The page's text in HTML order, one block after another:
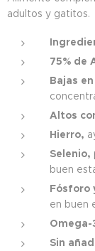
adultos y gatitos.
75% de
Bajas
Altos
Hierro,
Selenio,
buen
Fósforo
en buen
Omega-
Sin